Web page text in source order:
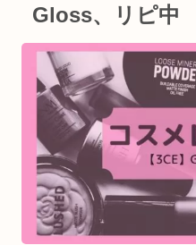
Gloss、リピ中